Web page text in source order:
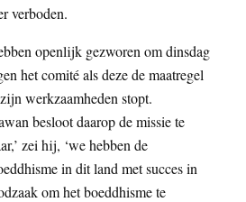
verboden.
openlijk gezworen om dinsdag
het comité als deze de maatregel
werkzaamheden stopt.
besloot daarop de missie te
zei hij, ‘we hebben de
in dit land met succes in
om het boeddhisme te